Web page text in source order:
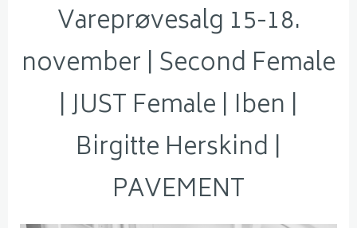
Vareprøvesalg 15-18.
november | Second Female
| JUST Female | Iben |
Birgitte Herskind |
PAVEMENT